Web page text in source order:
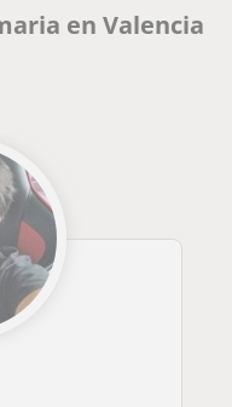
en Valencia